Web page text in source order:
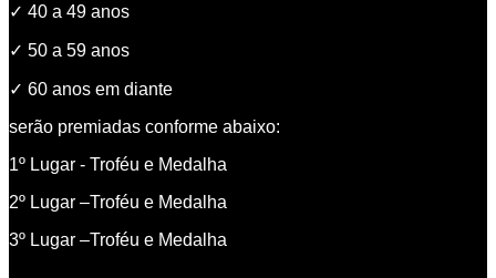
✓ 40 a 49 anos
✓ 50 a 59 anos
✓ 60 anos em diante
serão premiadas conforme abaixo:
1º Lugar - Troféu e Medalha
2º Lugar –Troféu e Medalha
3º Lugar –Troféu e Medalha